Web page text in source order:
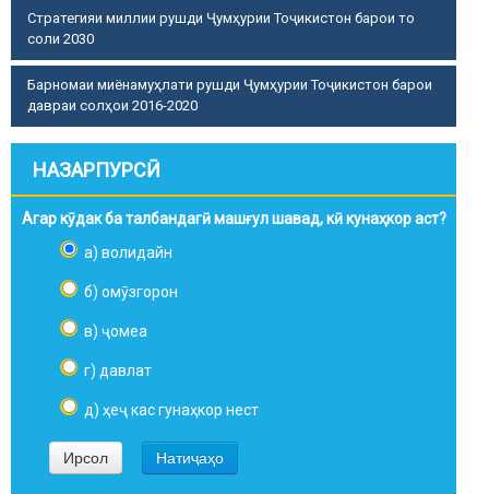
Стратегияи миллии рушди Ҷумҳурии Тоҷикистон барои то
соли 2030
Барномаи миёнамуҳлати рушди Ҷумҳурии Тоҷикистон барои
давраи солҳои 2016-2020
НАЗАРПУРСӢ
Агар кӯдак ба талбандагӣ машғул шавад, кӣ кунаҳкор аст?
а) волидайн
б) омӯзгорон
в) ҷомеа
г) давлат
д) ҳеҷ кас гунаҳкор нест